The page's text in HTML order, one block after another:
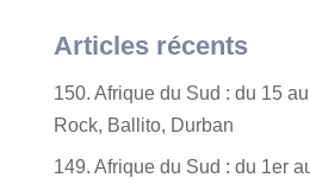
Articles récents
150. Afrique du Sud : du 15
Rock, Ballito, Durban
149. Afrique du Sud : du 1er